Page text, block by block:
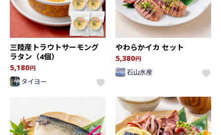
三陸産トラウトサーモング
ラタン（4個）
5,180円
タイヨー
やわらかイカ セット
5,380円
石山水産